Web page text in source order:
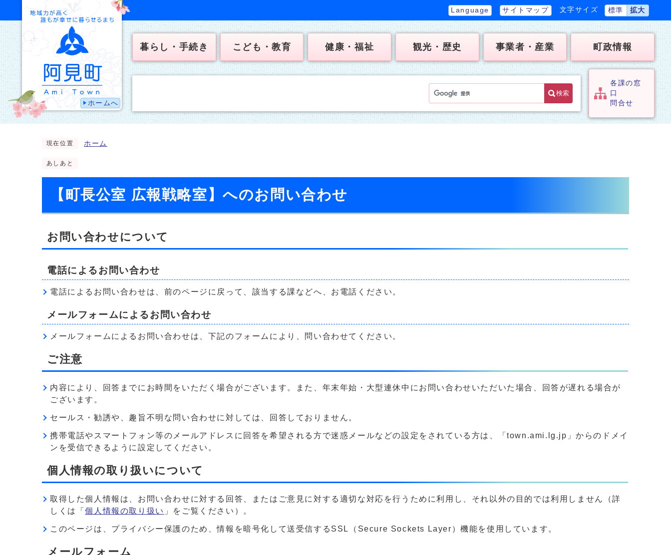
ホームへ
Language サイトマップ 文字サイズ 標準 拡大
暮らし・手続き こども・教育 健康・福祉 観光・歴史 事業者・産業 町政情報
検索
各課の窓
口
問合せ
現在位置 ホーム
あしあと
【町長公室 広報戦略室】へのお問い合わせ
お問い合わせについて
電話によるお問い合わせ
電話によるお問い合わせは、前のページに戻って、該当する課などへ、お電話ください。
メールフォームによるお問い合わせ
メールフォームによるお問い合わせは、下記のフォームにより、問い合わせてください。
ご注意
内容により、回答までにお時間をいただく場合がございます。また、年末年始・大型連休中にお問い合わせいただいた場合、回答が遅れる場合が
ございます。
セールス・勧誘や、趣旨不明な問い合わせに対しては、回答しておりません。
携帯電話やスマートフォン等のメールアドレスに回答を希望される方で迷惑メールなどの設定をされている方は、「town.ami.lg.jp」からのドメイ
ンを受信できるように設定してください。
個人情報の取り扱いについて
取得した個人情報は、お問い合わせに対する回答、またはご意見に対する適切な対応を行うために利用し、それ以外の目的では利用しません（詳
しくは「個人情報の取り扱い 」をご覧ください）。
このページは、プライバシー保護のため、情報を暗号化して送受信するSSL（Secure Sockets Layer）機能を使用しています。
メールフォーム